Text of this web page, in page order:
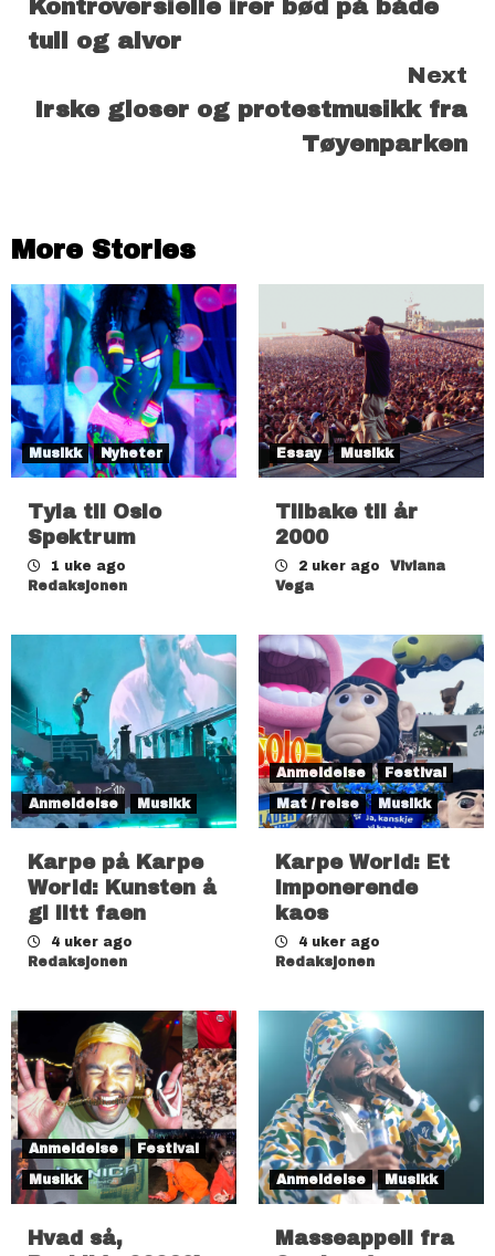
Reading
Kontroversielle irer bød på både
tull og alvor
Next
Irske gloser og protestmusikk fra
Tøyenparken
More Stories
Musikk Nyheter
Tyla til Oslo
Spektrum
1 uke ago
Redaksjonen
Essay Musikk
Tilbake til år
2000
2 uker ago
Viviana
Vega
Anmeldelse Musikk
Karpe på Karpe
World: Kunsten å
gi litt faen
4 uker ago
Redaksjonen
Anmeldelse
Festival
Mat / reise
Musikk
Karpe World: Et
imponerende
kaos
4 uker ago
Redaksjonen
Anmeldelse
Festival
Musikk
Hvad så,
Anmeldelse Musikk
Masseappell fra